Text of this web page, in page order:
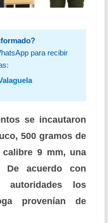
para recibir
se incautaron
500 gramos de
calibre 9 mm, una
acuerdo con
autoridades los
provenían de